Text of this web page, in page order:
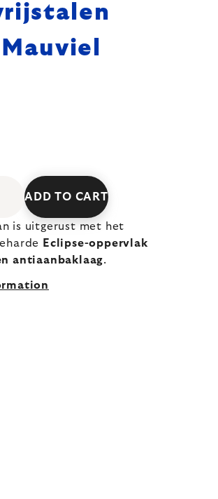
ADD TO CART
is uitgerust met het
Eclipse-oppervlak
antiaanbaklaag.